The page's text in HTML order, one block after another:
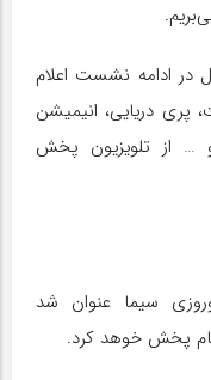
در ادامه نشست اعلام
پری دریایی، انیمیشن
۱۰، «هایپاور» و … از تلویزیون پخش
سیما عنوان شد